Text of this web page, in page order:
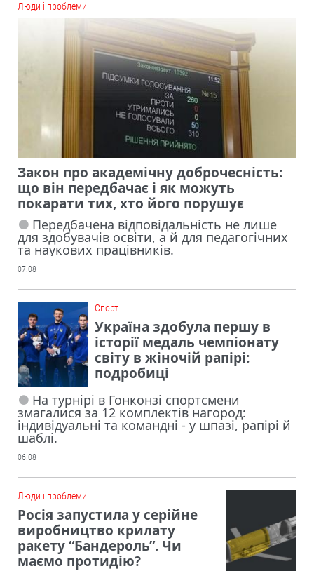
Люди і проблеми
Закон про академічну доброчесність:
що він передбачає і як можуть
покарати тих, хто його порушує
Передбачена відповідальність не лише
для здобувачів освіти, а й для педагогічних
та наукових працівників.
07.08
Cпорт
Україна здобула першу в
історії медаль чемпіонату
світу в жіночій рапірі:
подробиці
На турнірі в Гонконзі спортсмени
змагалися за 12 комплектів нагород:
індивідуальні та командні - у шпазі, рапірі й
шаблі.
06.08
Люди і проблеми
Росія запустила у серійне
виробництво крилату
ракету “Бандероль”. Чи
маємо протидію?